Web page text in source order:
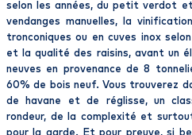
selon les années, du petit verdot
vendanges manuelles, la
tronconiques ou en cuves inox
et la qualité des raisins, avant un
neuves en provenance de 8
60% de bois neuf. Vous trouverez
de havane et de réglisse, un
rondeur, de la complexité et